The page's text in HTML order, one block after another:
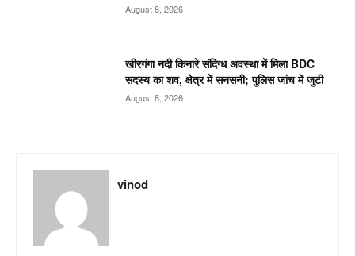
August 8, 2026
खीरगंगा नदी किनारे संदिग्ध अवस्था में मिला BDC
सदस्य का शव, क्षेत्र में सनसनी; पुलिस जांच में जुटी
August 8, 2026
vinod